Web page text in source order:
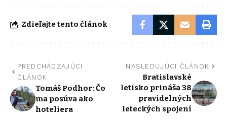
Zdieľajte tento článok
PREDCHÁDZAJÚCI
ČLÁNOK
Tomáš Podhor: Čo
ma posúva ako
hoteliera
NASLEDUJÚCI ČLÁNOK
Bratislavské
letisko prináša 38
pravidelných
leteckých spojení